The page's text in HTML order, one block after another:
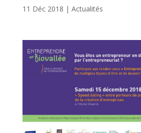
11 Déc 2018 | Actualités